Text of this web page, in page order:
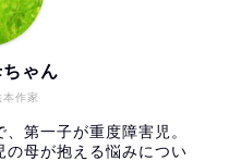
本作家
ゃん
第一子が重度障害児。
の母が抱える悩みについ